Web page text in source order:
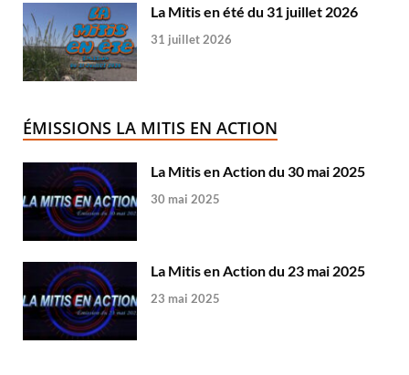
La Mitis en été du 31 juillet 2026
31 juillet 2026
ÉMISSIONS LA MITIS EN ACTION
La Mitis en Action du 30 mai 2025
30 mai 2025
La Mitis en Action du 23 mai 2025
23 mai 2025